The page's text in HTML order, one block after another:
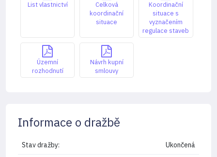
List vlastnictví
Celková
koordinační
situace
Koordinační
situace s
vyznačením
regulace staveb
Územní
rozhodnutí
Návrh kupní
smlouvy
Informace o dražbě
Stav dražby: Ukončená